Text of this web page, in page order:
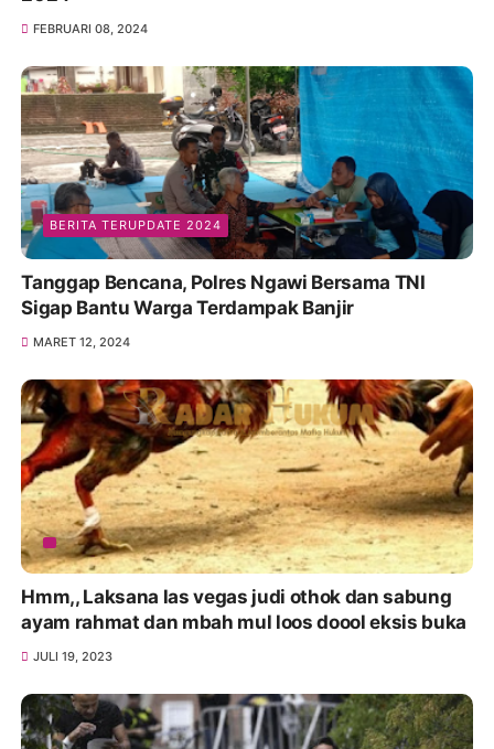
FEBRUARI 08, 2024
BERITA TERUPDATE 2024
Tanggap Bencana, Polres Ngawi Bersama TNI
Sigap Bantu Warga Terdampak Banjir
MARET 12, 2024
Hmm,, Laksana las vegas judi othok dan sabung
ayam rahmat dan mbah mul loos doool eksis buka
JULI 19, 2023